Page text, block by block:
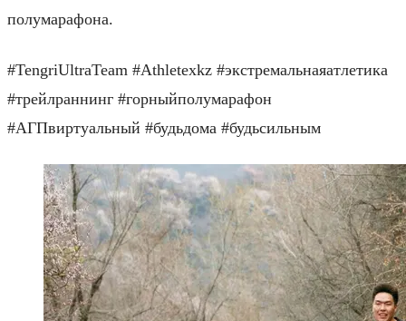
полумарафона.
#TengriUltraTeam #Athletexkz #экстремальнаяатлетика
#трейлраннинг #горныйполумарафон
#АГПвиртуальный #будьдома #будьсильным